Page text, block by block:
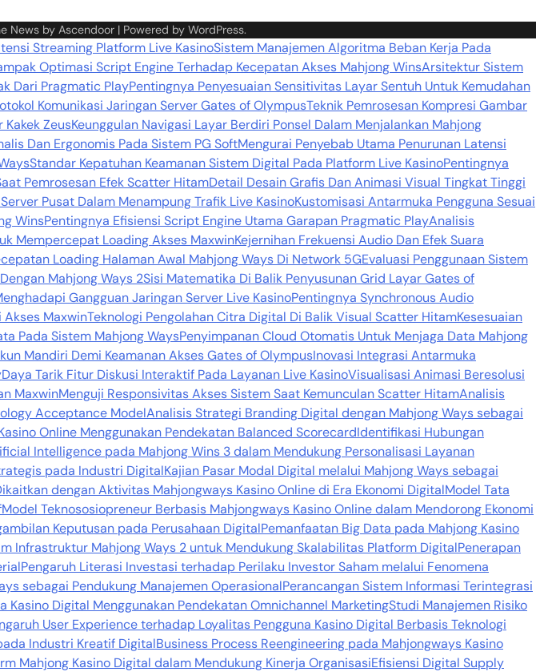
News by Ascendoor | Powered by WordPress.
Streaming Platform Live KasinoSistem Manajemen Algoritma Beban Kerja Pada
Optimasi Script Engine Terhadap Kecepatan Akses Mahjong WinsArsitektur Sistem
Dari Pragmatic PlayPentingnya Penyesuaian Sensitivitas Layar Sentuh Untuk Kemudahan
Komunikasi Jaringan Server Gates of OlympusTeknik Pemrosesan Kompresi Gambar
ZeusKeunggulan Navigasi Layar Berdiri Ponsel Dalam Menjalankan Mahjong
Dan Ergonomis Pada Sistem PG SoftMengurai Penyebab Utama Penurunan Latensi
Standar Kepatuhan Keamanan Sistem Digital Pada Platform Live KasinoPentingnya
Pemrosesan Efek Scatter HitamDetail Desain Grafis Dan Animasi Visual Tingkat Tinggi
Pusat Dalam Menampung Trafik Live KasinoKustomisasi Antarmuka Pengguna Sesuai
WinsPentingnya Efisiensi Script Engine Utama Garapan Pragmatic PlayAnalisis
Mempercepat Loading Akses MaxwinKejernihan Frekuensi Audio Dan Efek Suara
Loading Halaman Awal Mahjong Ways Di Network 5GEvaluasi Penggunaan Sistem
Mahjong Ways 2Sisi Matematika Di Balik Penyusunan Grid Layar Gates of
Gangguan Jaringan Server Live KasinoPentingnya Synchronous Audio
Akses MaxwinTeknologi Pengolahan Citra Digital Di Balik Visual Scatter HitamKesesuaian
Pada Sistem Mahjong WaysPenyimpanan Cloud Otomatis Untuk Menjaga Data Mahjong
Mandiri Demi Keamanan Akses Gates of OlympusInovasi Integrasi Antarmuka
Daya Tarik Fitur Diskusi Interaktif Pada Layanan Live KasinoVisualisasi Animasi Beresolusi
MaxwinMenguji Responsivitas Akses Sistem Saat Kemunculan Scatter HitamAnalisis
Acceptance ModelAnalisis Strategi Branding Digital dengan Mahjong Ways sebagai
Online Menggunakan Pendekatan Balanced ScorecardIdentifikasi Hubungan
Intelligence pada Mahjong Wins 3 dalam Mendukung Personalisasi Layanan
pada Industri DigitalKajian Pasar Modal Digital melalui Mahjong Ways sebagai
dengan Aktivitas Mahjongways Kasino Online di Era Ekonomi DigitalModel Tata
Model Teknososiopreneur Berbasis Mahjongways Kasino Online dalam Mendorong Ekonomi
Keputusan pada Perusahaan DigitalPemanfaatan Big Data pada Mahjong Kasino
Infrastruktur Mahjong Ways 2 untuk Mendukung Skalabilitas Platform DigitalPenerapan
Pengaruh Literasi Investasi terhadap Perilaku Investor Saham melalui Fenomena
sebagai Pendukung Manajemen OperasionalPerancangan Sistem Informasi Terintegrasi
Kasino Digital Menggunakan Pendekatan Omnichannel MarketingStudi Manajemen Risiko
User Experience terhadap Loyalitas Pengguna Kasino Digital Berbasis Teknologi
Industri Kreatif DigitalBusiness Process Reengineering pada Mahjongways Kasino
Mahjong Kasino Digital dalam Mendukung Kinerja OrganisasiEfisiensi Digital Supply